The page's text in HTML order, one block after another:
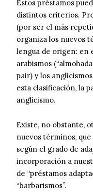
Estos préstamos
distintos criterios.
(por ser el más
organiza los nuevos
lengua de origen: en
arabismos
pair) y los
esta clasificación, la
anglicismo.
Existe, no obstante,
nuevos términos,
según el grado de
incorporación a
de “préstamos
“barbarismos”.